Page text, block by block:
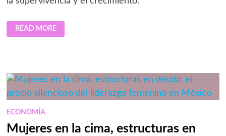
EL
DÉFICIT
DE
EL
COSTO
INVISIBLE
QUE
FRENA
A
LAS
EMPRESAS
EN
READ MORE
ECONOMÍA
Mujeres en la cima, estructuras en